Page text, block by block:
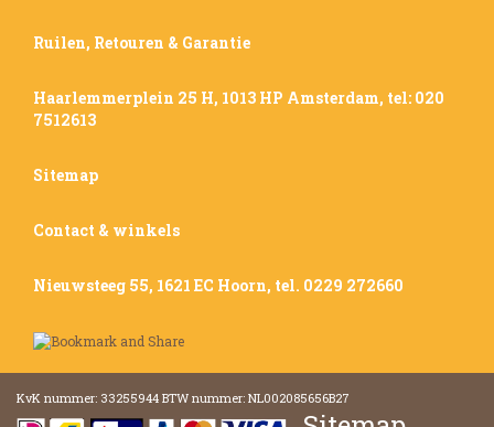
Ruilen, Retouren & Garantie
Haarlemmerplein 25 H, 1013 HP Amsterdam, tel: 020
7512613
Sitemap
Contact & winkels
Nieuwsteeg 55, 1621 EC Hoorn, tel. 0229 272660
KvK nummer: 33255944 BTW nummer: NL002085656B27